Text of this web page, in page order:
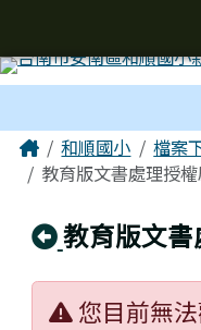
主內容區域
Home和順國小
檔案
教育版文書處理授
回上頁
教育版文
您目前無
頁尾區域